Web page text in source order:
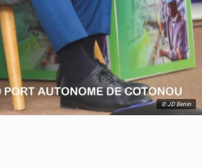
© JD Benin